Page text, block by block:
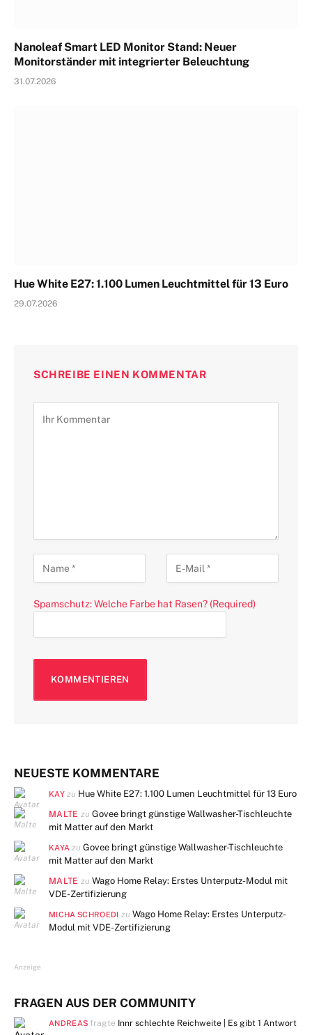
Nanoleaf Smart LED Monitor Stand: Neuer
Monitorständer mit integrierter Beleuchtung
31.07.2026
Hue White E27: 1.100 Lumen Leuchtmittel für 13 Euro
29.07.2026
SCHREIBE EINEN KOMMENTAR
Spamschutz: Welche Farbe hat Rasen? (Required)
NEUESTE KOMMENTARE
KAY zu Hue White E27: 1.100 Lumen Leuchtmittel für 13 Euro
MALTE zu Govee bringt günstige Wallwasher-Tischleuchte
mit Matter auf den Markt
KAYA zuGovee bringt günstige Wallwasher-Tischleuchte
mit Matter auf den Markt
MALTE zu Wago Home Relay: Erstes Unterputz-Modul mit
VDE-Zertifizierung
MICHA SCHROEDI zu Wago Home Relay: Erstes Unterputz-
Modul mit VDE-Zertifizierung
Anzeige
FRAGEN AUS DER COMMUNITY
ANDREAS fragte Innr schlechte Reichweite | Es gibt1 Antwort